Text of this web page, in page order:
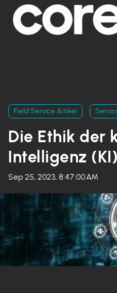
Field Service Artikel
Die Ethik der
Intelligenz (KI)
Sep 25, 2023, 8:47:00 AM